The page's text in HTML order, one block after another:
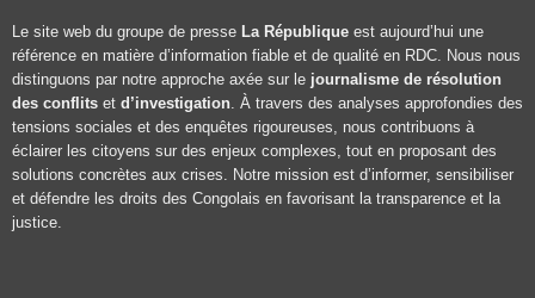
Le site web du groupe de presse La République est aujourd’hui une
référence en matière d’information fiable et de qualité en RDC. Nous nous
distinguons par notre approche axée sur le journalisme de résolution
des conflits et d’investigation. À travers des analyses approfondies des
tensions sociales et des enquêtes rigoureuses, nous contribuons à
éclairer les citoyens sur des enjeux complexes, tout en proposant des
solutions concrètes aux crises. Notre mission est d’informer, sensibiliser
et défendre les droits des Congolais en favorisant la transparence et la
justice.